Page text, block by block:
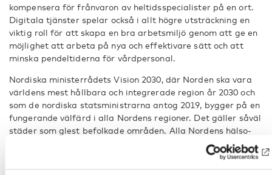
kompensera för frånvaron av heltidsspecialister på en ort.
Digitala tjänster spelar också i allt högre utsträckning en
viktig roll för att skapa en bra arbetsmiljö genom att ge en
möjlighet att arbeta på nya och effektivare sätt och att
minska pendeltiderna för vårdpersonal.
Nordiska ministerrådets Vision 2030, där Norden ska vara
världens mest hållbara och integrerade region år 2030 och
som de nordiska statsministrarna antog 2019, bygger på en
fungerande välfärd i alla Nordens regioner. Det gäller såväl
städer som glest befolkade områden. Alla Nordens hälso-
och social-ministrar deltog nyligen i en konferens om digital
vård och omsorg. Ministrarna var eniga om att digitala
tjänster bidrar till att uppnå målen i Vision 2030, framför